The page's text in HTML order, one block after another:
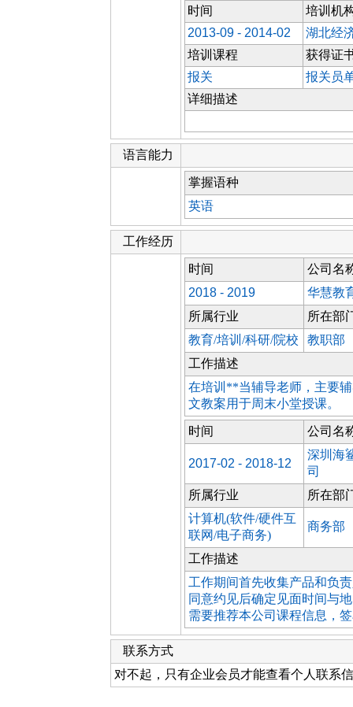
时间
培训机
2013-09 - 2014-02
湖北经
培训课程
获得证
报关
报关员
详细描述
语言能力
掌握语种
英语
工作经历
时间
公司名
2018 - 2019
华慧教
所属行业
所在部
教育/培训/科研/院校
教职部
工作描述
在培训**当辅导老师，主要
文教案用于周末小堂授课。
时间 公司名
2017-02 - 2018-12
深圳海
司
所属行业
所在部
计算机(软件/硬件互
联网/电子商务)
商务部
工作描述
工作期间首先收集产品和负
同意约见后确定见面时间与
需要推荐本公司课程信息，
联系方式
对不起，只有企业会员才能查看个人联系